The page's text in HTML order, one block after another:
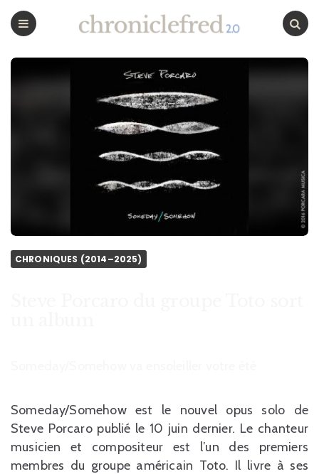
CHRONICLEFRED
CHRONIQUES (2014–2025)
Someday/Somehow est le nouvel opus solo de
Steve Porcaro publié le 10 juin dernier. Le chanteur
musicien et compositeur est l’un des premiers
membres du groupe américain Toto. Il livre à ses